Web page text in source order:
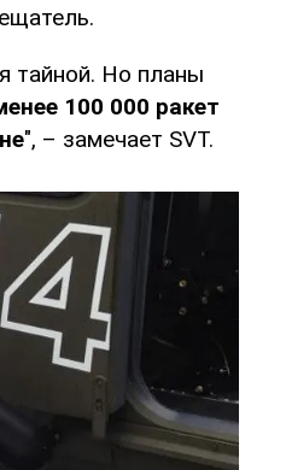
тайной. Но планы
100 000 ракет
", – замечает SVT.